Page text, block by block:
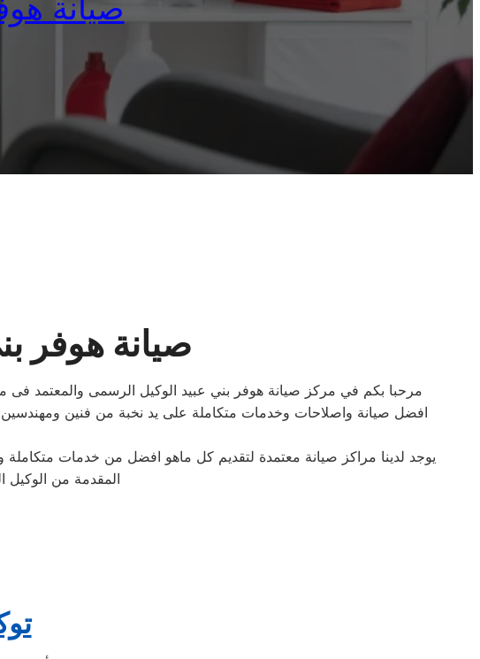
صيانة هوفر
صيانة هوفر بني
مرحبا بكم في مركز صيانة هوفر بني عبيد الوكيل الرسمى والمعتمد
افضل صيانة واصلاحات وخدمات متكاملة على يد نخبة من فنين ومهندسين
يوجد لدينا مراكز صيانة معتمدة لتقديم كل ماهو افضل من خدمات
المقدمة من الوكيل